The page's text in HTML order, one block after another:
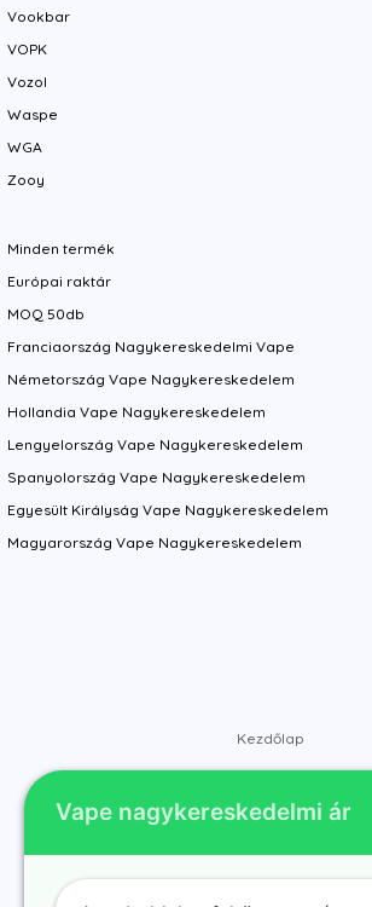
Vookbar
VOPK
Vozol
Waspe
WGA
Zooy
Minden termék
Európai raktár
MOQ 50db
Franciaország Nagykereskedelmi Vape
Németország Vape Nagykereskedelem
Hollandia Vape Nagykereskedelem
Lengyelország Vape Nagykereskedelem
Spanyolország Vape Nagykereskedelem
Egyesült Királyság Vape Nagykereskedelem
Magyarország Vape Nagykereskedelem
Kezdőlap
Márkák
Kapcsolat
Vape nagykereskedelmi ár